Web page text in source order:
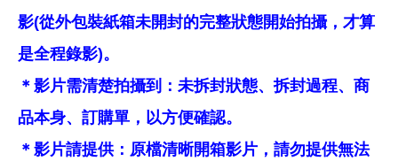
影(從外包裝紙箱未開封的完整狀態開始拍攝，才算
是全程錄影)。
＊影片需清楚拍攝到：未拆封狀態、拆封過程、商
品本身、訂購單，以方便確認。
＊影片請提供：原檔清晰開箱影片，請勿提供無法